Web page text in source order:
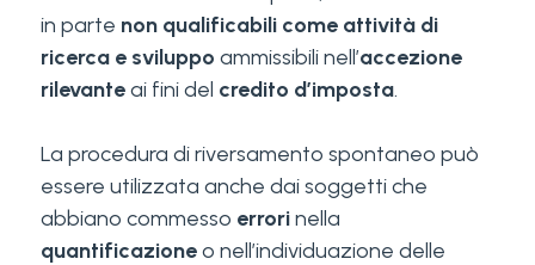
in parte non qualificabili come attività di
ricerca e sviluppo ammissibili nell’accezione
rilevanteai fini del credito d’imposta.
La procedura di riversamento spontaneo può
essere utilizzata anche dai soggetti che
abbiano commesso errorinella
quantificazioneo nell’individuazione delle